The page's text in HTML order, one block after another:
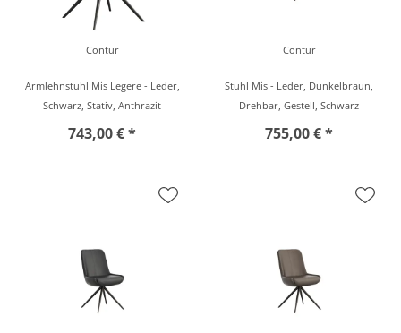
Contur
Armlehnstuhl Mis Legere - Leder,
Schwarz, Stativ, Anthrazit
743,00 € *
Contur
Stuhl Mis - Leder, Dunkelbraun,
Drehbar, Gestell, Schwarz
755,00 € *